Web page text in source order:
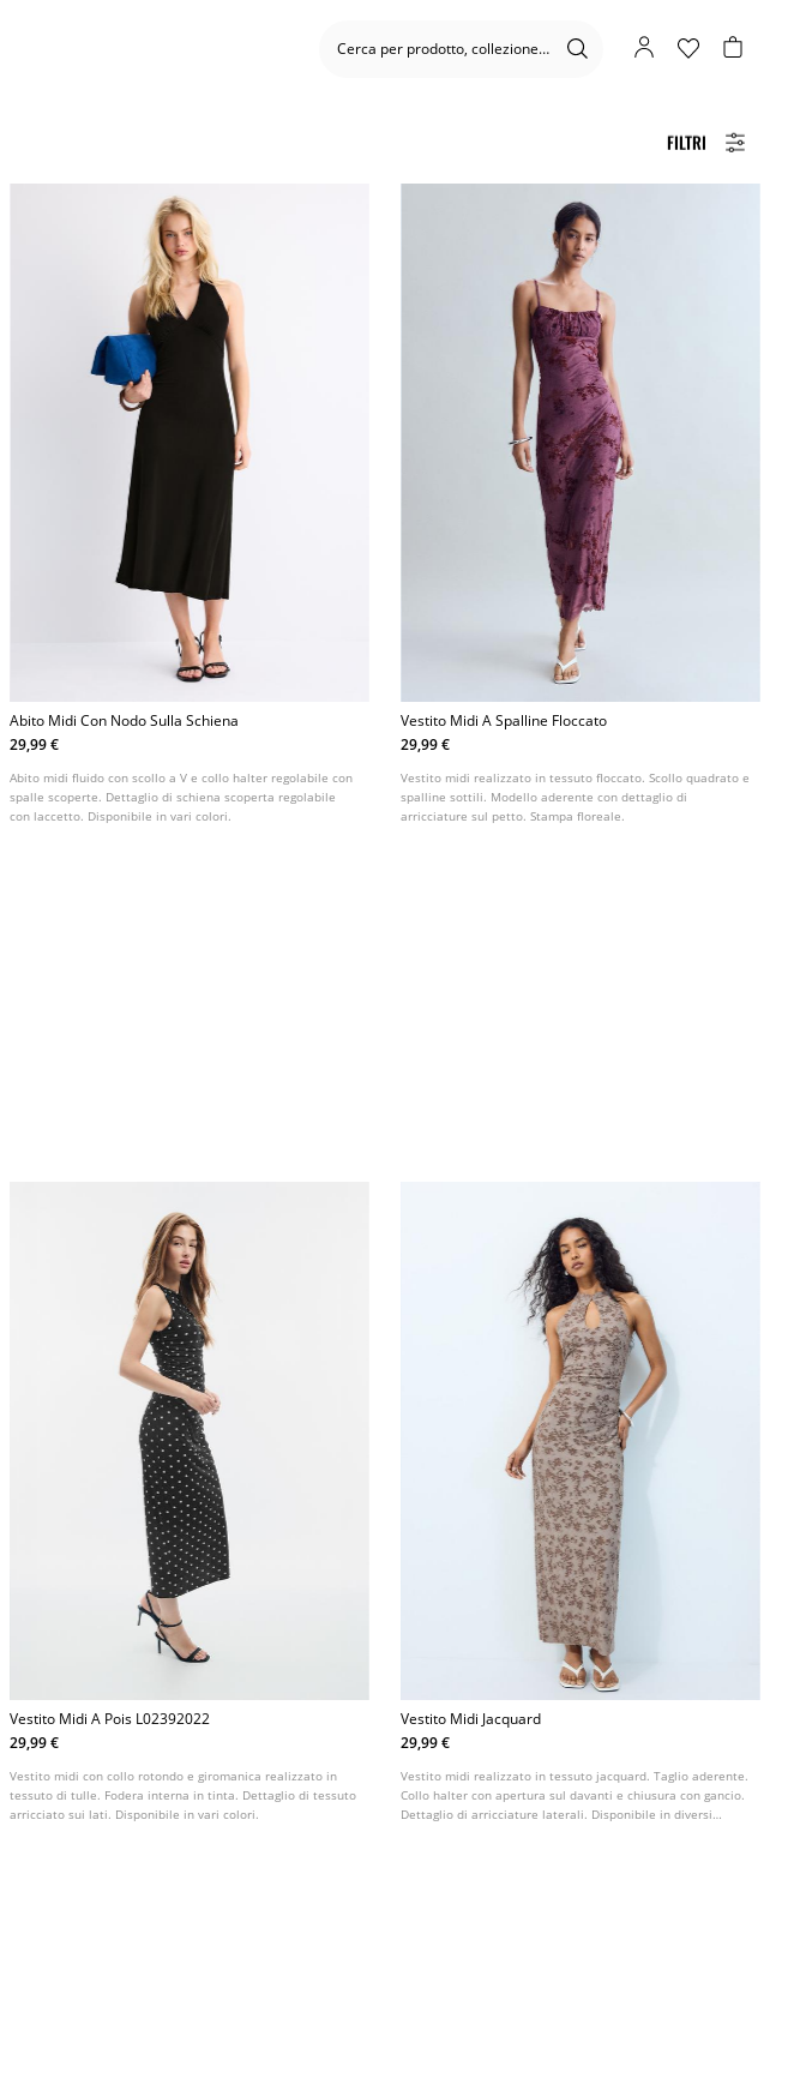
FILTRI
Abito Midi Con Nodo Sulla Schiena
29,99 €
Abito midi fluido con scollo a V e collo halter regolabile con
spalle scoperte. Dettaglio di schiena scoperta regolabile
con laccetto. Disponibile in vari colori.
Vestito Midi A Spalline Floccato
29,99 €
Vestito midi realizzato in tessuto floccato. Scollo quadrato e
spalline sottili. Modello aderente con dettaglio di
arricciature sul petto. Stampa floreale.
Vestito Midi A Pois L02392022
29,99 €
Vestito midi con collo rotondo e giromanica realizzato in
tessuto di tulle. Fodera interna in tinta. Dettaglio di tessuto
arricciato sui lati. Disponibile in vari colori.
Vestito Midi Jacquard
29,99 €
Vestito midi realizzato in tessuto jacquard. Taglio aderente.
Collo halter con apertura sul davanti e chiusura con gancio.
Dettaglio di arricciature laterali. Disponibile in diversi